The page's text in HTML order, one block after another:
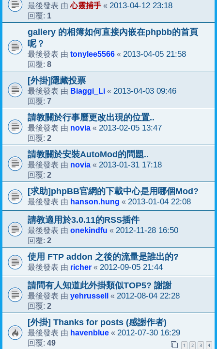
最後發表 由心靈捕手 « 2013-04-12 23:18
回覆: 1
gallery 的相簿如何直接內嵌在phpbb的首頁
呢？
最後發表 由 tonylee5566 « 2013-04-05 21:58
回覆: 8
[外掛]隱藏投票
最後發表 由 Biaggi_Li « 2013-04-03 09:46
回覆: 7
請教關於行事曆更改出現的位置..
最後發表 由 novia « 2013-02-05 13:47
回覆: 2
請教關於安裝AutoMod的問題..
最後發表 由 novia « 2013-01-31 17:18
回覆: 2
[求助]phpBB官網的下載中心是用哪個Mod?
最後發表 由 hanson.hung « 2013-01-04 22:08
請教適用於3.0.11的RSS插件
最後發表 由 onekindfu « 2012-11-28 16:50
回覆: 2
使用 FTP addon 之後的流量是誰出的?
最後發表 由 richer « 2012-09-05 21:44
請問有人知道此外掛類似TOP5? 謝謝
最後發表 由 yehrussell « 2012-08-04 22:28
回覆: 2
[外掛] Thanks for posts (感謝作者)
最後發表 由 havenblue « 2012-07-30 16:29
回覆: 49 1 2 3 4